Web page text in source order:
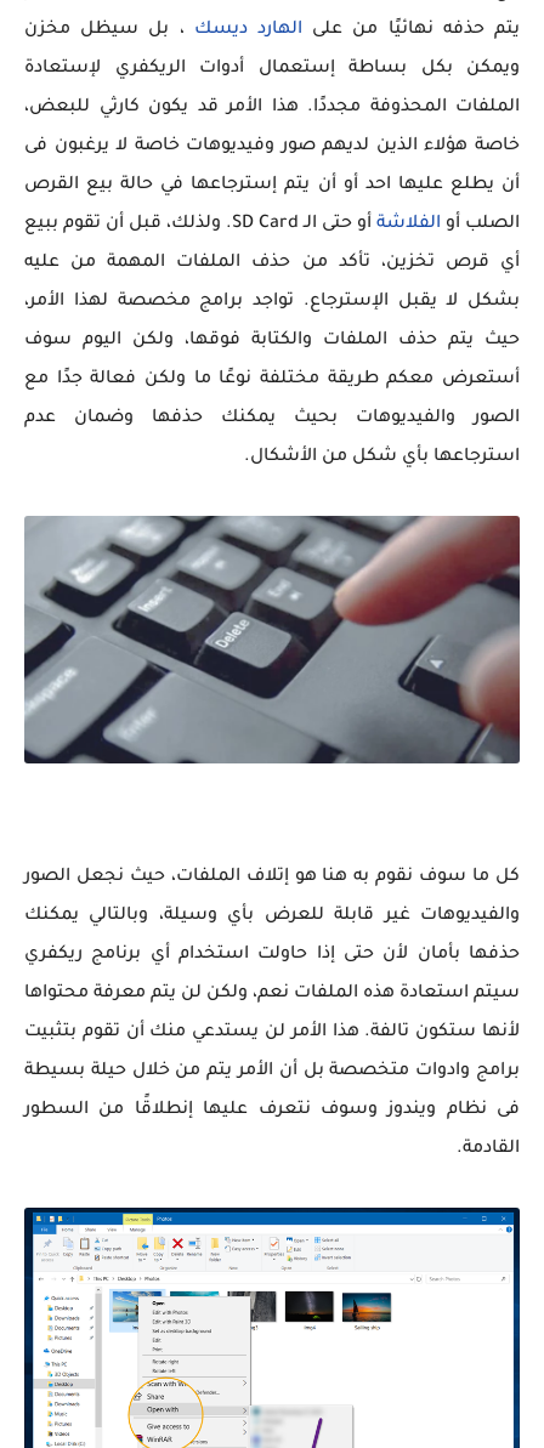
يتم حذفه نهائيًا من على الهارد ديسك ، بل سيظل مخزن
ويمكن بكل بساطة إستعمال أدوات الريكفري لإستعادة
الملفات المحذوفة مجددًا. هذا الأمر قد يكون كارثي للبعض،
خاصة هؤلاء الذين لديهم صور وفيديوهات خاصة لا يرغبون فى
أن يطلع عليها احد أو أن يتم إسترجاعها في حالة بيع القرص
الصلب أو الفلاشة
أو حتى الـ SD Card. ولذلك، قبل أن تقوم ببيع
أي قرص تخزين، تأكد من حذف الملفات المهمة من عليه
بشكل لا يقبل الإسترجاع. تواجد برامج مخصصة لهذا الأمر،
حيث يتم حذف الملفات والكتابة فوقها، ولكن اليوم سوف
أستعرض معكم طريقة مختلفة نوعًا ما ولكن فعالة جدًا مع
الصور والفيديوهات بحيث يمكنك حذفها وضمان عدم
استرجاعها بأي شكل من الأشكال.
كل ما سوف نقوم به هنا هو إتلاف الملفات، حيث نجعل الصور
والفيديوهات غير قابلة للعرض بأي وسيلة، وبالتالي يمكنك
حذفها بأمان لأن حتى إذا حاولت استخدام أي برنامج ريكفري
سيتم استعادة هذه الملفات نعم، ولكن لن يتم معرفة محتواها
لأنها ستكون تالفة. هذا الأمر لن يستدعي منك أن تقوم بتثبيت
برامج وادوات متخصصة بل أن الأمر يتم من خلال حيلة بسيطة
فى نظام ويندوز وسوف نتعرف عليها إنطلاقًا من السطور
القادمة.